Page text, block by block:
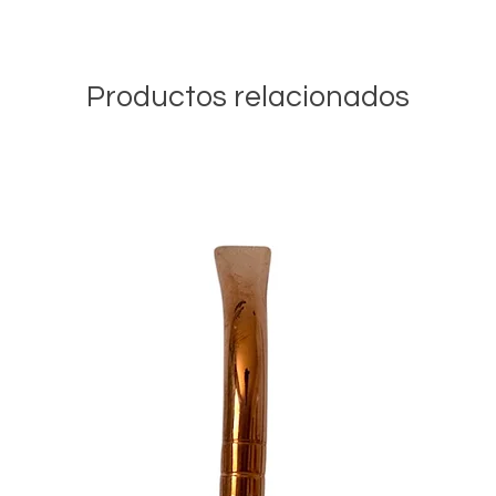
Productos relacionados